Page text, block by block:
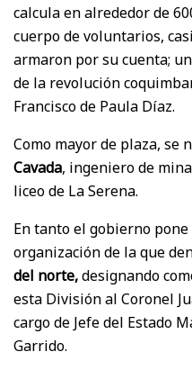
calcula en alrededor de
cuerpo de voluntarios,
armaron por su cuenta;
de la revolución
Francisco de Paula Díaz.
Como mayor de plaza, se
Cavada, ingeniero de
liceo de La Serena.
En tanto el gobierno
organización de la que
del norte,designando
esta División al Coronel
cargo de Jefe del Estado
Garrido.